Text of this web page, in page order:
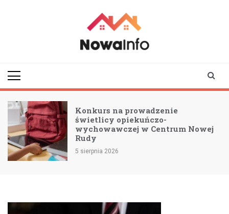
Konkurs na prowadzenie
świetlicy opiekuńczo-
wychowawczej w Centrum Nowej
Rudy
5 sierpnia 2026